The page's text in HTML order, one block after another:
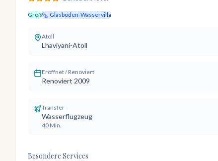
Groß Glasboden-Wasservilla
Atoll
Lhaviyani-Atoll
Eröffnet / Renoviert
Renoviert 2009
Transfer
Wasserflugzeug
40 Min.
Besondere Services